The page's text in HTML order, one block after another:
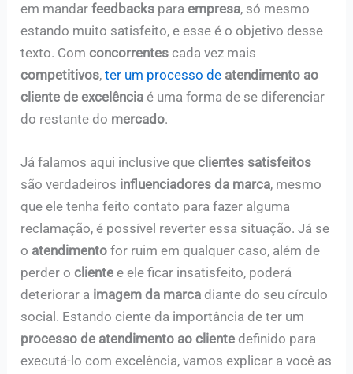
em mandarfeedbacks paraempresa, só mesmo
estando muito satisfeito, e esse é o objetivo desse
texto. Comconcorrentescada vez mais
competitivos,ter um processo de atendimento ao
cliente de excelência é uma forma de se diferenciar
do restante do mercado.
Já falamos aqui inclusive queclientes satisfeitos
são verdadeiros influenciadores da marca, mesmo
que ele tenha feito contato para fazer alguma
reclamação, é possível reverter essa situação. Já se
o atendimentofor ruim em qualquer caso, além de
perder oclientee ele ficar insatisfeito, poderá
deteriorar a imagem da marca diante do seu círculo
social. Estando ciente da importância de ter um
processo de atendimento ao cliente definido para
executá-lo com excelência, vamos explicar a você as